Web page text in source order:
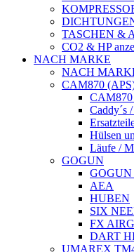
TASCHEN &
CO2 & HP
NACH MARKE
NACH
CAM870
CAM870
Caddy´s
Hülsen
Läufe /
GOGUN
GOGUN
AEA
HUBEN
SIX
FX
DART
UMAREX